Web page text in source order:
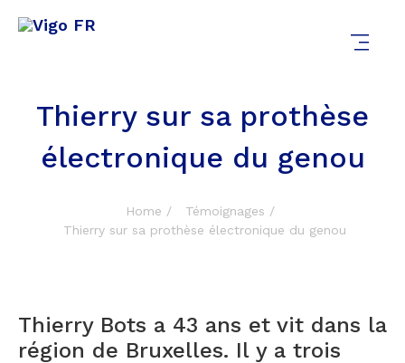
Thierry sur sa prothèse
électronique du genou
Home
Témoignages
Thierry sur sa prothèse électronique du genou
Thierry Bots a 43 ans et vit dans la
région de Bruxelles. Il y a trois